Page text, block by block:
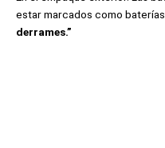
estar marcados como baterías
derrames.”